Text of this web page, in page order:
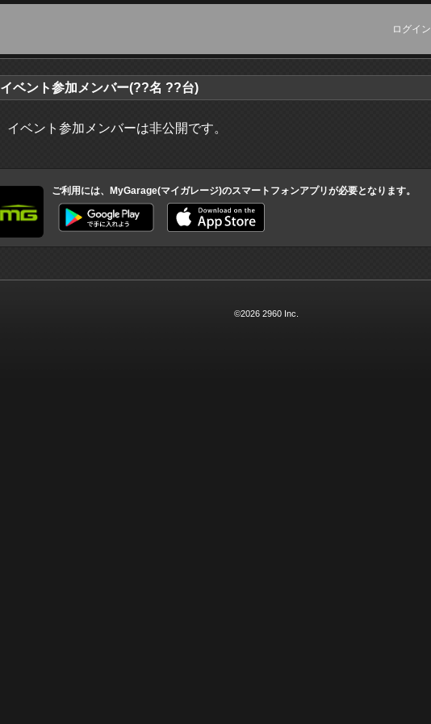
ログイン
イベント参加メンバー(??名 ??台)
イベント参加メンバーは非公開です。
ご利用には、MyGarage(マイガレージ)のスマートフォンアプリが必要となります。
©2026 2960 Inc.